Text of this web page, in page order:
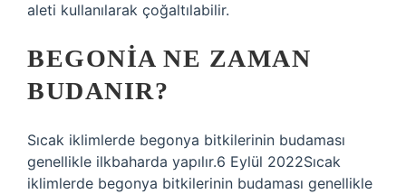
aleti kullanılarak çoğaltılabilir.
BEGONIA NE ZAMAN
BUDANIR?
Sıcak iklimlerde begonya bitkilerinin budaması
genellikle ilkbaharda yapılır.6 Eylül 2022Sıcak
iklimlerde begonya bitkilerinin budaması genellikle